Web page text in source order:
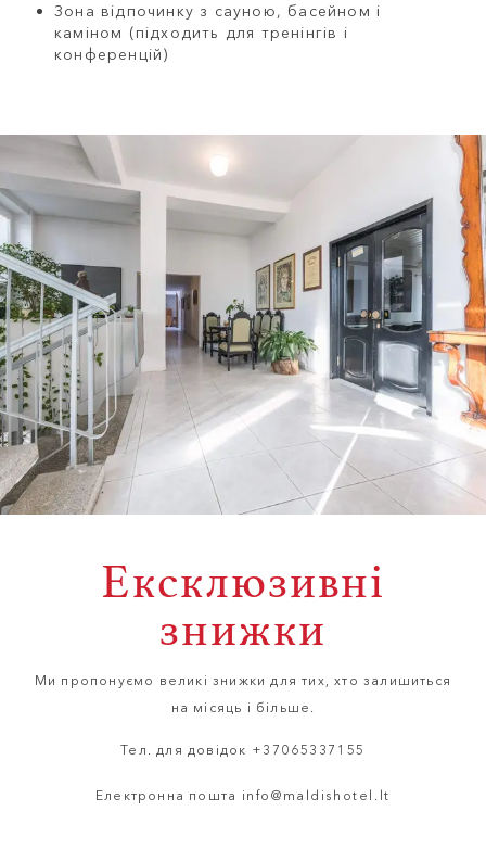
Зона відпочинку з сауною, басейном і
каміном (підходить для тренінгів і
конференцій)
Ексклюзивні
знижки
Ми пропонуємо великі знижки для тих, хто залишиться
на місяць і більше.
Тел. для довідок +37065337155
Електронна пошта info@maldishotel.lt